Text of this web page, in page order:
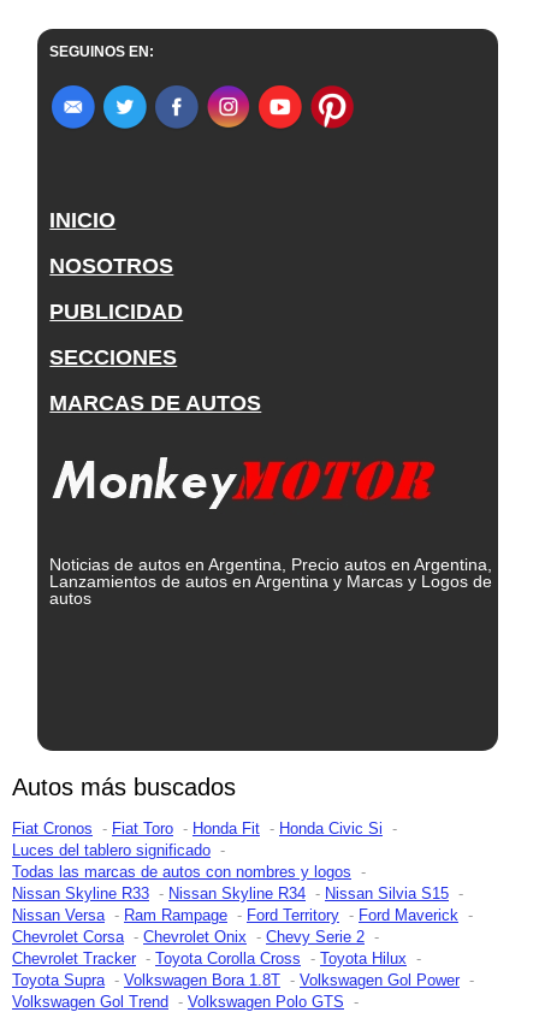
SEGUINOS EN:
INICIO
NOSOTROS
PUBLICIDAD
SECCIONES
MARCAS DE AUTOS
Noticias de autos en Argentina, Precio autos en Argentina,
Lanzamientos de autos en Argentina y Marcas y Logos de
autos
Autos más buscados
Fiat Cronos Fiat Toro Honda Fit
Honda Civic Si
Luces del tablero significado
Todas las marcas de autos con nombres y logos
Nissan Skyline R33
Nissan Skyline R34
Nissan Silvia S15
Nissan Versa
Ram Rampage Ford Territory
Ford Maverick
Chevrolet Corsa
Chevrolet Onix
Chevy Serie 2
Chevrolet Tracker
Toyota Corolla Cross
Toyota Hilux
Toyota Supra
Volkswagen Bora 1.8T
Volkswagen Gol Power
Volkswagen Gol Trend
Volkswagen Polo GTS